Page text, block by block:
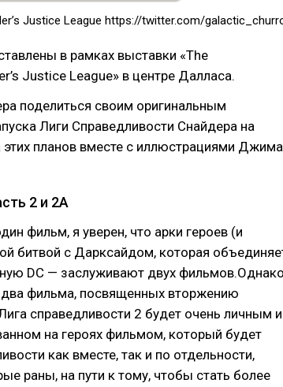
Justice League https://twitter.com/
в рамках выставки «The
Justice League» в центре Далласа.
поделиться своим оригинальным
Лиги Справедливости Снайдера на
планов вместе с иллюстрациями Джима
2 и 2А
фильм, я уверен, что арки героев (и
битвой с Дарксайдом, которая
DC — заслуживают двух
два фильма, посвященных вторжению
справедливости 2 будет очень личным и
на героях фильмом, который будет
как вместе, так и по отдельности,
раны, на пути к тому, чтобы стать более